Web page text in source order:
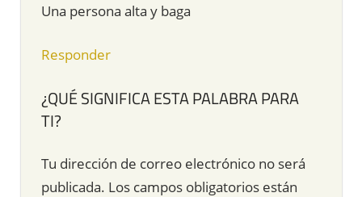
Una persona alta y baga
Responder
¿QUÉ SIGNIFICA ESTA PALABRA PARA
TI?
Tu dirección de correo electrónico no será
publicada. Los campos obligatorios están